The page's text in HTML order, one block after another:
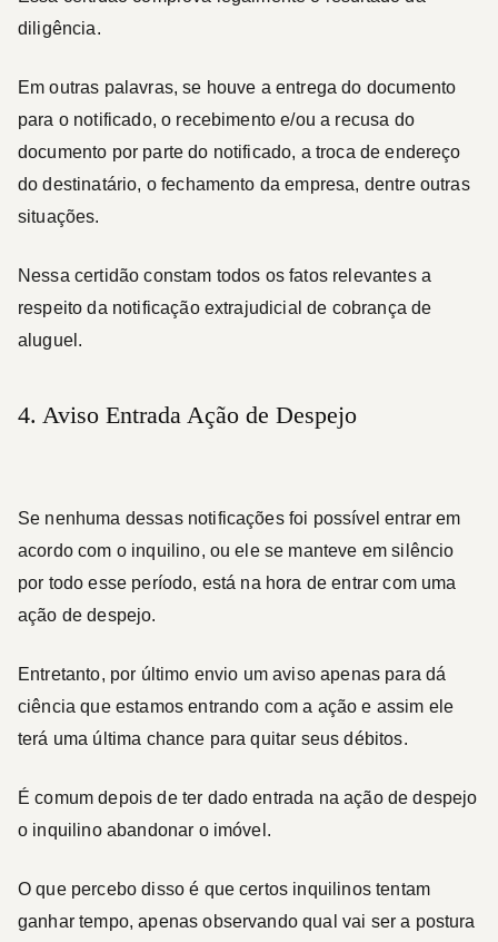
diligência.
Em outras palavras, se houve a entrega do documento
para o notificado, o recebimento e/ou a recusa do
documento por parte do notificado, a troca de endereço
do destinatário, o fechamento da empresa, dentre outras
situações.
Nessa certidão constam todos os fatos relevantes a
respeito da notificação extrajudicial de cobrança de
aluguel.
4. Aviso Entrada Ação de Despejo
Se nenhuma dessas notificações foi possível entrar em
acordo com o inquilino, ou ele se manteve em silêncio
por todo esse período, está na hora de entrar com uma
ação de despejo.
Entretanto, por último envio um aviso apenas para dá
ciência que estamos entrando com a ação e assim ele
terá uma última chance para quitar seus débitos.
É comum depois de ter dado entrada na ação de despejo
o inquilino abandonar o imóvel.
O que percebo disso é que certos inquilinos tentam
ganhar tempo, apenas observando qual vai ser a postura